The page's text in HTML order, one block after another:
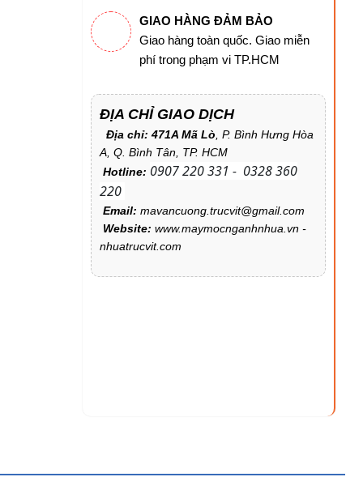
GIAO HÀNG ĐẢM BẢO
Giao hàng toàn quốc. Giao miễn
phí trong phạm vi TP.HCM
ĐỊA CHỈ GIAO DỊCH
Địa chỉ: 471A Mã Lò , P. Bình Hưng Hòa
A, Q. Bình Tân, TP. HCM
Hotline: 0907 220 331 - 0328 360
220
Email:mavancuong.trucvit@gmail.com
Website: www.maymocnganhnhua.vn -
nhuatrucvit.com